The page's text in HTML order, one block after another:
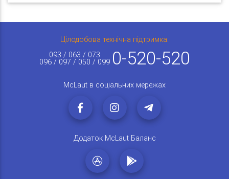
Цілодобова технічна підтримка:
093 / 063 / 073
096 / 097 / 050 / 099 0-520-520
McLaut в соціальних мережах
Додаток McLaut Баланс